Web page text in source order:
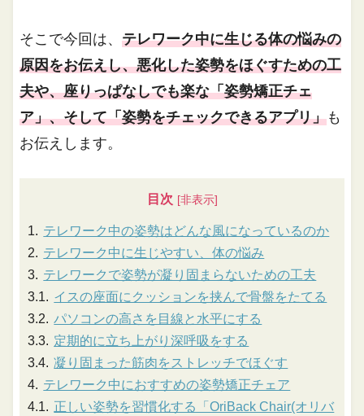
そこで今回は、テレワーク中に生じる体の悩みの
原因をお伝えし、悪化した姿勢をほぐすための工
夫や、座りっぱなしでも楽な「姿勢矯正チェ
ア」、そして「姿勢をチェックできるアプリ」も
お伝えします。
目次
テレワーク中の姿勢はどんな風になっているのか
テレワーク中に生じやすい、体の悩み
テレワークで姿勢が凝り固まらないための工夫
イスの座面にクッションを挟んで骨盤をたてる
パソコンの高さを目線と水平にする
定期的に立ち上がり深呼吸をする
凝り固まった筋肉をストレッチでほぐす
テレワーク中におすすめの姿勢矯正チェア
正しい姿勢を習慣化する「OriBack Chair(オリバ